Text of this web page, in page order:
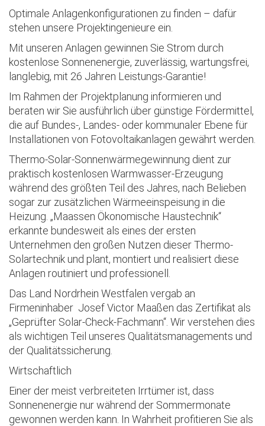
Optimale Anlagenkonfigurationen zu finden – dafür
stehen unsere Projektingenieure ein.
Mit unseren Anlagen gewinnen Sie Strom durch
kostenlose Sonnenenergie, zuverlässig, wartungsfrei,
langlebig, mit 26 Jahren Leistungs-Garantie!
Im Rahmen der Projektplanung informieren und
beraten wir Sie ausführlich über günstige Fördermittel,
die auf Bundes-, Landes- oder kommunaler Ebene für
Installationen von Fotovoltaikanlagen gewährt werden.
Thermo-Solar-Sonnenwärmegewinnung dient zur
praktisch kostenlosen Warmwasser-Erzeugung
während des größten Teil des Jahres, nach Belieben
sogar zur zusätzlichen Wärmeeinspeisung in die
Heizung. „Maassen Ökonomische Haustechnik“
erkannte bundesweit als eines der ersten
Unternehmen den großen Nutzen dieser Thermo-
Solartechnik und plant, montiert und realisiert diese
Anlagen routiniert und professionell.
Das Land Nordrhein Westfalen vergab an
Firmeninhaber Josef Victor Maaßen das Zertifikat als
„Geprüfter Solar-Check-Fachmann“. Wir verstehen dies
als wichtigen Teil unseres Qualitätsmanagements und
der Qualitätssicherung.
Wirtschaftlich
Einer der meist verbreiteten Irrtümer ist, dass
Sonnenenergie nur während der Sommermonate
gewonnen werden kann. In Wahrheit profitieren Sie als